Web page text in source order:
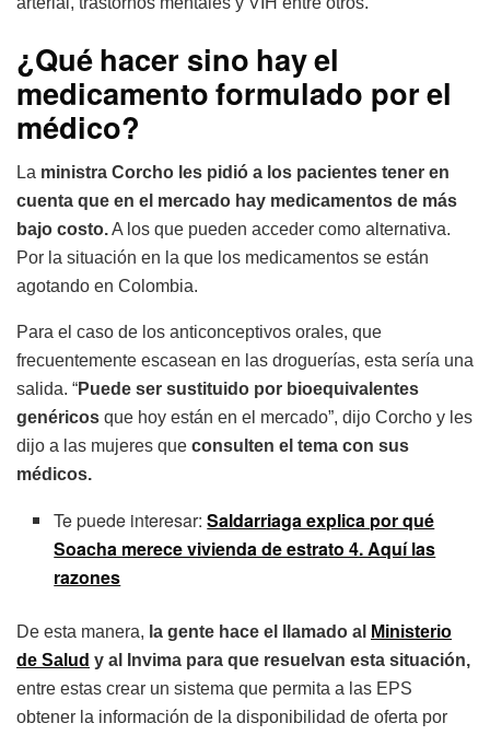
¿Qué hacer sino hay el
medicamento formulado por el
médico?
La ministra Corcho les pidió a los pacientes tener en
cuenta que en el mercado hay medicamentos de más
bajo costo.A los que pueden acceder como alternativa.
Por la situación en la que los medicamentos se están
agotando en Colombia.
Para el caso de los anticonceptivos orales, que
frecuentemente escasean en las droguerías, esta sería una
salida. “Puede ser sustituido por bioequivalentes
genéricos que hoy están en el mercado”, dijo Corcho y les
dijo a las mujeres que consulten el tema con sus
médicos.
Te puede interesar:Saldarriaga explica por qué
Soacha merece vivienda de estrato 4. Aquí las
razones
De esta manera, la gente hace el llamado al
Ministerio
de Salud y al Invima para que resuelvan esta situación,
entre estas crear un sistema que permita a las EPS
obtener la información de la disponibilidad de oferta por